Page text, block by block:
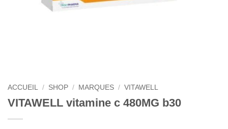
ACCUEIL / SHOP / MARQUES / VITAWELL
VITAWELL vitamine c 480MG b30